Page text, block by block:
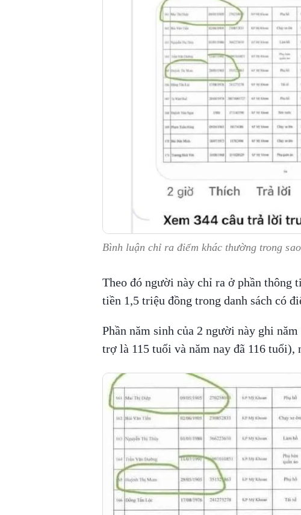
Bình luận chỉ ra điểm khác thường trong
Theo đó người này chỉ ra ở phần thông
tiền 1,5 triệu đồng trong danh sách có
Phần năm sinh của 2 người này ghi
trợ là 115 tuổi và năm nay đã 116 tuổi),